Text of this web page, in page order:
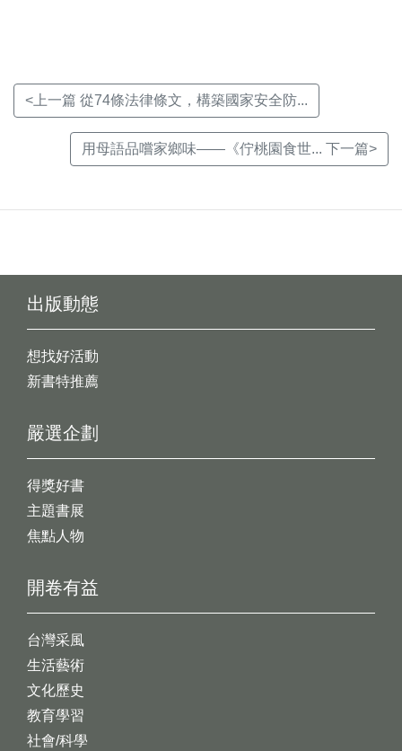
<上一篇 從74條法律條文，構築國家安全防...
用母語品嚐家鄉味——《佇桃園食世... 下一篇>
出版動態
想找好活動
新書特推薦
開卷有益
台灣采風
生活藝術
文化歷史
教育學習
社會/科學
嚴選企劃
得獎好書
主題書展
焦點人物